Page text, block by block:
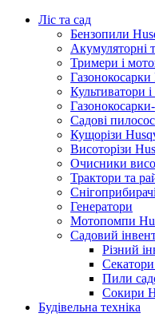
Ліс та сад
Бензопили
Акумуляторні
Тримери і
Газонокосарки
Культиватори
Садові
Кущорізи
Висоторізи
Очисники
Трактори та
Генератори
Мотопомпи
Садовий
Різний
Секатори
Пили
Сокири
Будівельна техніка